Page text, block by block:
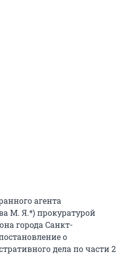
агента
М. Я.*) прокуратурой
города Санкт-
о
дела по части 2